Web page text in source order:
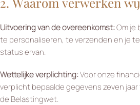
Uitvoering van de overeenkomst:Om je
te personaliseren, te verzenden en je
status ervan.
Wettelijke verplichting:Voor onze
verplicht bepaalde gegevens zeven
de Belastingwet.